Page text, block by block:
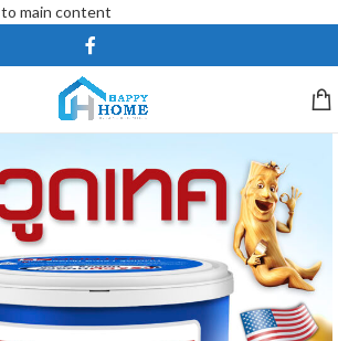
to main content